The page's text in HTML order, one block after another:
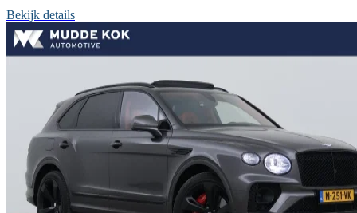
Bekijk details